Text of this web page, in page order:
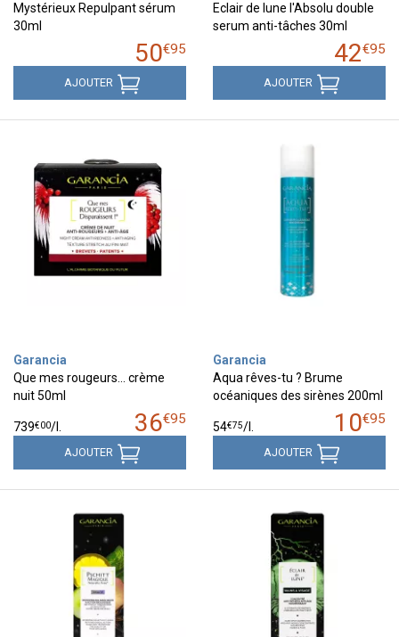
Mystérieux Repulpant sérum
30ml
50€95
AJOUTER
Eclair de lune l'Absolu double
serum anti-tâches 30ml
42€95
AJOUTER
Garancia
Que mes rougeurs... crème
nuit 50ml
36€95
739€00/
AJOUTER
Garancia
Aqua rêves-tu ? Brume
océaniques des sirènes 200ml
10€95
54€75/
AJOUTER